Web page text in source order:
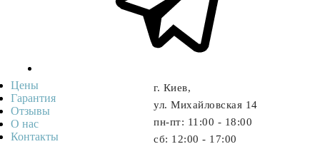
г. Киев,
ул. Михайловская 14
пн-пт: 11:00 - 18:00
cб: 12:00 - 17:00
Цены
Гарантия
Отзывы
О нас
Контакты